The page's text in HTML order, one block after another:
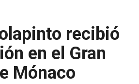
recibió
en el Gran
Mónaco